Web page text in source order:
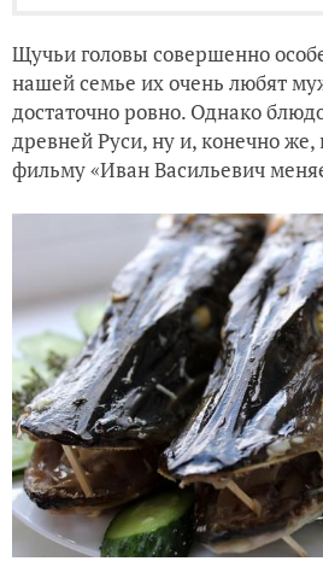
Щучьи головы совершенно
нашей семье их очень любят
достаточно ровно. Однако
древней Руси, ну и, конечно же,
фильму «Иван Васильевич